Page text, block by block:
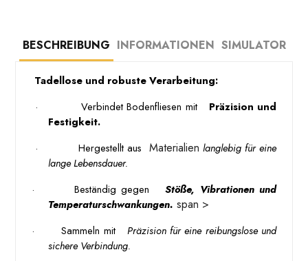
BESCHREIBUNG INFORMATIONEN SIMULATOR
Tadellose und robuste Verarbeitung:
·
Verbindet Bodenfliesen mit
Präzision und
Festigkeit.
·
Hergestellt aus Materialien langlebig für eine
lange Lebensdauer.
·
Beständig gegen
Stöße, Vibrationen und
Temperaturschwankungen. span >
· Sammeln mit
Präzision für eine reibungslose und
sichere Verbindung.